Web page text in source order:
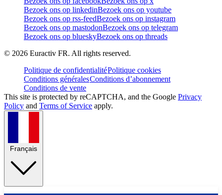
Bezoek ons op linkedinBezoek ons op youtube
Bezoek ons op rss-feedBezoek ons op instagram
Bezoek ons op mastodonBezoek ons op telegram
Bezoek ons op blueskyBezoek ons op threads
© 2026 Euractiv FR. All rights reserved.
Politique de confidentialitéPolitique cookies
Conditions généralesConditions d’abonnement
Conditions de vente
This site is protected by reCAPTCHA, and the Google Privacy
Policy and Terms of Service apply.
Français